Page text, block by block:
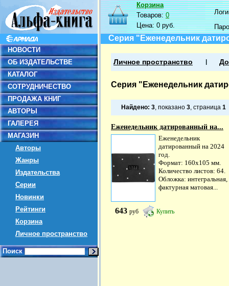
НОВОСТИ
ОБ ИЗДАТЕЛЬСТВЕ
КАТАЛОГ
СОТРУДНИЧЕСТВО
ПРОДАЖА КНИГ
АВТОРЫ
ГАЛЕРЕЯ
МАГАЗИН
Авторы
Жанры
Издательства
Серии
Новинки
Рейтинги
Корзина
Личное пространство
Поиск
Корзина
Товаров:0
Цена:0 руб.
Серия "Еженедельник
Личное пространство
Серия "Еженедельник
Найдено: 3, показано 3, страница 1
Еженедельник датированный на...
Еженедельник
датированный на 2024
год.
Формат: 160х105 мм.
Количество листов: 64.
Обложка: интегральная,
фактурная матовая...
643 руб Купить